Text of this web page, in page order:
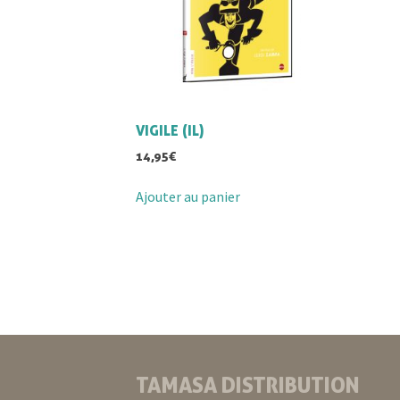
VIGILE (IL)
14,95€
Ajouter au panier
TAMASA DISTRIBUTION